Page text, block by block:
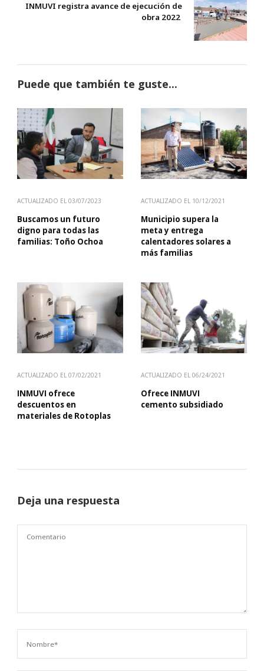
INMUVI registra avance de ejecución de
obra 2022
Puede que también te guste...
ACTUALIZADO EL 03/07/2023
Buscamos un futuro
digno para todas las
familias: Toño Ochoa
ACTUALIZADO EL 10/12/2021
Municipio supera la
meta y entrega
calentadores solares a
más familias
ACTUALIZADO EL 07/02/2021
INMUVI ofrece
descuentos en
materiales de Rotoplas
ACTUALIZADO EL 06/24/2021
Ofrece INMUVI
cemento subsidiado
Deja una respuesta